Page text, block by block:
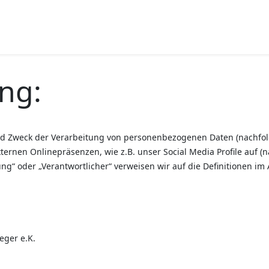
der Verarbeitung von personenbezogenen Daten
Onlinepräsenzen, wie z.B. unser Social Media Profile auf
oder „Verantwortlicher“ verweisen wir auf die Definitionen
e.K.